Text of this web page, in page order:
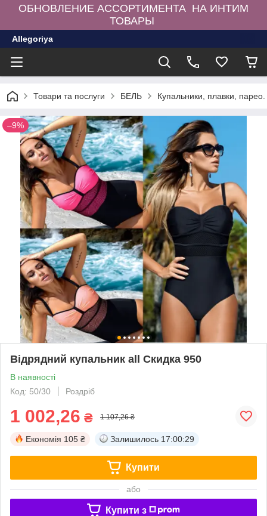
ОБНОВЛЕНИЕ АССОРТИМЕНТА НА ИНТИМ
ТОВАРЫ
Allegoriya
Товари та послуги БЕЛЬ Купальники, плавки, парео.
–9%
Відрядний купальник all Скидка 950
В наявності
Код: 50/30
Роздріб
1 002,26 ₴ 1 107,26 ₴
Економія 105 ₴ Залишилось 17:00:29
Купити
або
Купити з